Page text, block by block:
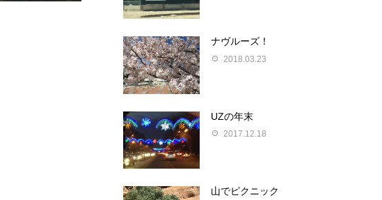
ナヴルーズ！
2018.03.23
UZの年末
2017.12.18
山でピクニック